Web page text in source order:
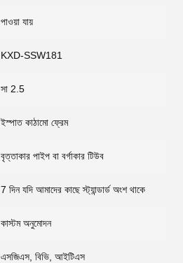
পাওয়া যায়
KXD-SSW181
সা 2.5
ইস্পাত কাঠামো ফ্রেম
বৃত্তাকার পাইপ বা বর্গাকার টিউব
7 দিন যদি আমাদের কাছে স্ট্যান্ডার্ড অংশ থাকে
কাস্টম অনুমোদন
এসজিএস, বিভি, আইটিএস